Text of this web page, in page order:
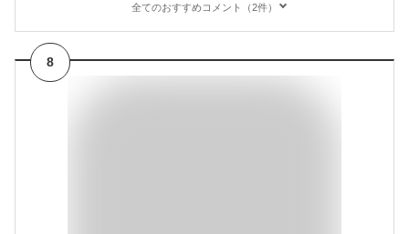
全てのおすすめコメント（2件）
8